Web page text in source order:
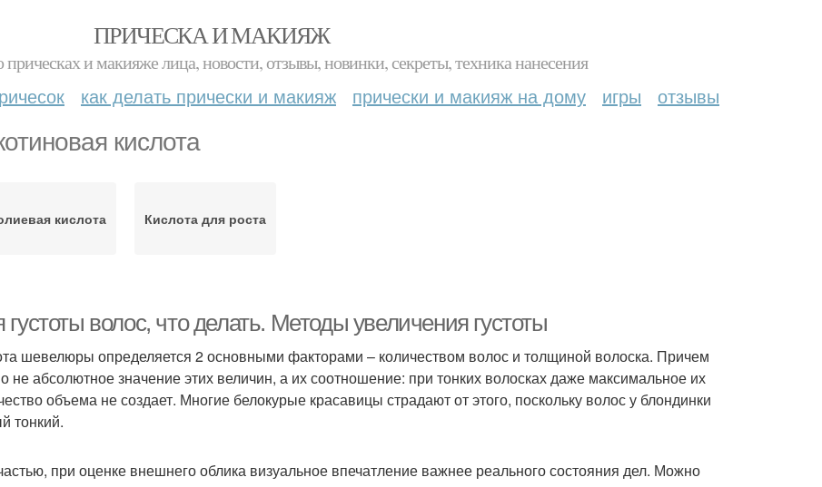
ПРИЧЕСКА И МАКИЯЖ
и макияже лица, новости, отзывы, новинки, секреты, техника нанесения
как делать прически и макияж прически и макияж на дому игры отзывы
кислота
кислота Кислота для роста
густоты волос, что делать. Методы увеличения густоты
шевелюры определяется 2 основными факторами – количеством волос и толщиной волоска. Причем
не абсолютное значение этих величин, а их соотношение: при тонких волосках даже максимальное их
объема не создает. Многие белокурые красавицы страдают от этого, поскольку волос у блондинки
тонкий.
при оценке внешнего облика визуальное впечатление важнее реального состояния дел. Можно